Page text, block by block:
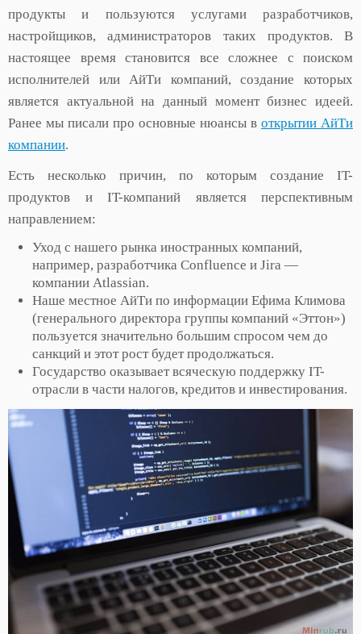
продукты и пользуются услугами разработчиков,
настройщиков, администраторов таких продуктов. В
настоящее время становится все сложнее с поиском
исполнителей или АйТи компаний, создание которых
является актуальной на данный момент бизнес идеей.
Ранее мы писали про основные нюансы в открытии АйТи
компании.
Есть несколько причин, по которым создание IT-
продуктов и IT-компаний является перспективным
направлением:
Уход с нашего рынка иностранных компаний,
например, разработчика Confluence и Jira —
компании Atlassian.
Наше местное АйТи по информации Ефима Климова
(генерального директора группы компаний «Эттон»)
пользуется значительно большим спросом чем до
санкций и этот рост будет продолжаться.
Государство оказывает всяческую поддержку IT-
отрасли в части налогов, кредитов и инвестирования.